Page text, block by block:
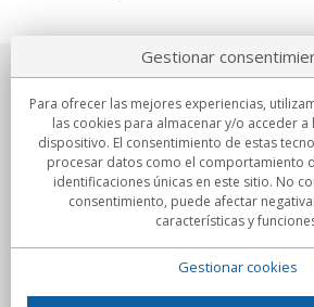
Sobre nosotros
Compromisos
Compras
Gestionar
Para ofrecer las mejores experiencias,
las cookies para almacenar y/o acceder
dispositivo. El consentimiento de estas
procesar datos como el comportamiento
identificaciones únicas en este sitio. No
consentimiento, puede afectar
características y
Gestionar cookies